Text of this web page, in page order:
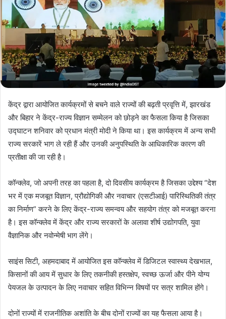
केंद्र द्वारा आयोजित कार्यक्रमों से बचने वाले राज्यों की बढ़ती प्रवृत्ति में, झारखंड
और बिहार ने केंद्र-राज्य विज्ञान सम्मेलन को छोड़ने का फैसला किया है जिसका
उद्घाटन शनिवार को प्रधान मंत्री मोदी ने किया था। इस कार्यक्रम में अन्य सभी
राज्य सरकारें भाग ले रही हैं और उनकी अनुपस्थिति के आधिकारिक कारण की
प्रतीक्षा की जा रही है।
कॉन्क्लेव, जो अपनी तरह का पहला है, दो दिवसीय कार्यक्रम है जिसका उद्देश्य “देश
भर में एक मजबूत विज्ञान, प्रौद्योगिकी और नवाचार (एसटीआई) पारिस्थितिकी तंत्र
का निर्माण” करने के लिए केंद्र-राज्य समन्वय और सहयोग तंत्र को मजबूत करना
है। इस कॉन्क्लेव में केंद्र और राज्य सरकारों के अलावा शीर्ष उद्योगपति, युवा
वैज्ञानिक और नवोन्मेषी भाग लेंगे।
साइंस सिटी, अहमदाबाद में आयोजित इस कॉन्क्लेव में डिजिटल स्वास्थ्य देखभाल,
किसानों की आय में सुधार के लिए तकनीकी हस्तक्षेप, स्वच्छ ऊर्जा और पीने योग्य
पेयजल के उत्पादन के लिए नवाचार सहित विभिन्न विषयों पर सत्र शामिल होंगे।
दोनों राज्यों में राजनीतिक अशांति के बीच दोनों राज्यों का यह फैसला आया है।